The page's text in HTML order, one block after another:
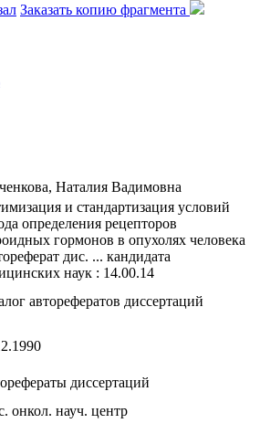
Заказать копию фрагмента
Наталия Вадимовна
и стандартизация условий
определения рецепторов
гормонов в опухолях человека
дис. ... кандидата
наук : 14.00.14
авторефератов диссертаций
диссертаций
онкол. науч. центр